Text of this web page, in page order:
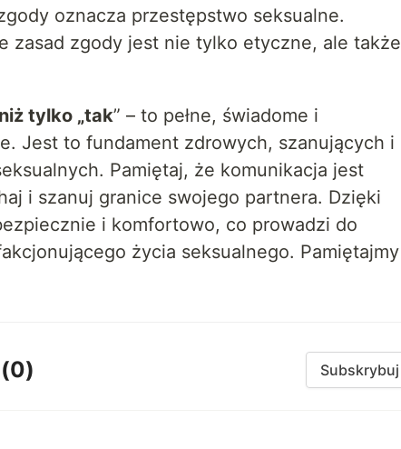
oznacza przestępstwo seksualne.
zasad zgody jest nie tylko etyczne, ale także
tylko „tak” – to pełne, świadome i
Jest to fundament zdrowych, szanujących i
Pamiętaj, że komunikacja jest
i szanuj granice swojego partnera. Dzięki
i komfortowo, co prowadzi do
życia seksualnego. Pamiętajmy
(0) Subskrybuj